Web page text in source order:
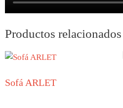
Productos relacionados
Sofá ARLET